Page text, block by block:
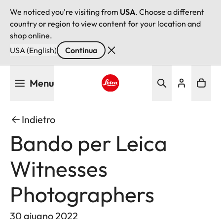
We noticed you're visiting from USA. Choose a different
country or region to view content for your location and
shop online.
USA (English)
Continua
Menu
Indietro
Bando per Leica
Witnesses
Photographers
30 giugno 2022